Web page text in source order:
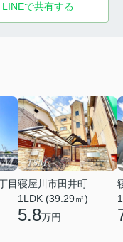
LINEで共有する
目寝屋川市田井町
1LDK (39.29㎡)
5.8万円